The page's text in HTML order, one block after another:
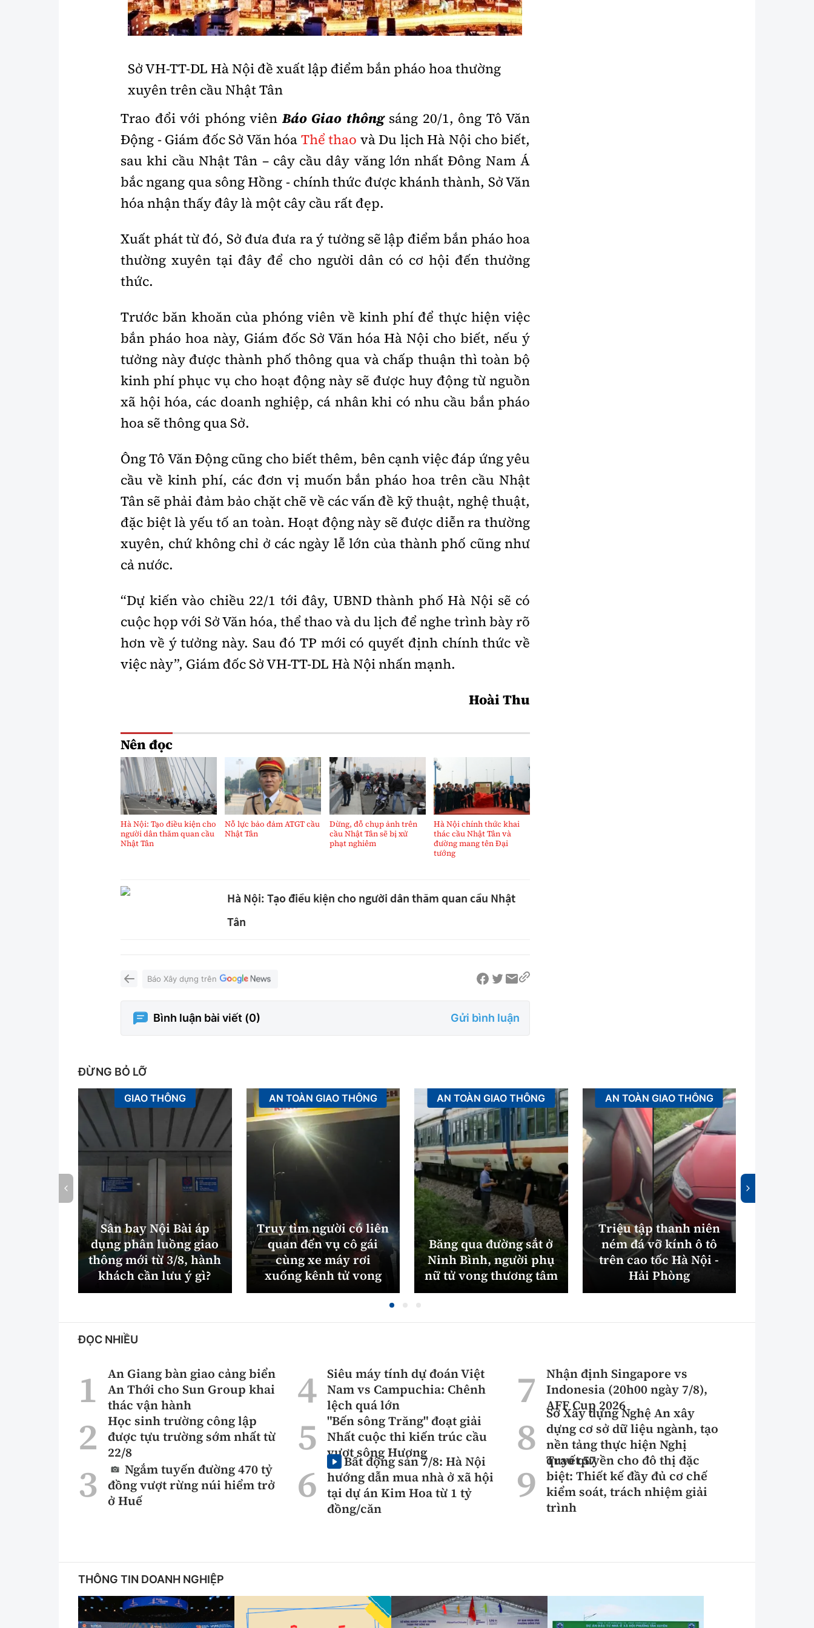
Lao động - Công đoàn
Showbiz
Âm nhạc
Bình luận
360 độ thể thao
Sản phẩm mới
Tư vấn
Thời sự Quốc tế
Hồ sơ tài liệu
Thế giới giao thông
Đi ++
Du lịch
Khám phá
Lối sống
Ẩm thực
Thời sự
Khám phá
Camera giao thông
Câu chuyện giao thông
Giải trí - Thể thao
Sở VH-TT-DL Hà Nội đề xuất lập điểm bắn pháo hoa thường
xuyên trên cầu Nhật Tân
Trao đổi với phóng viênBáo Giao thôngsáng 20/1, ông Tô Văn
Động - Giám đốc Sở Văn hóa Thể thao và Du lịch Hà Nội cho biết,
sau khi cầu Nhật Tân – cây cầu dây văng lớn nhất Đông Nam Á
bắc ngang qua sông Hồng - chính thức được khánh thành, Sở Văn
hóa nhận thấy đây là một cây cầu rất đẹp.
Xuất phát từ đó, Sở đưa đưa ra ý tưởng sẽ lập điểm bắn pháo hoa
thường xuyên tại đây để cho người dân có cơ hội đến thưởng
thức.
Trước băn khoăn của phóng viên về kinh phí để thực hiện việc
bắn pháo hoa này, Giám đốc Sở Văn hóa Hà Nội cho biết, nếu ý
tưởng này được thành phố thông qua và chấp thuận thì toàn bộ
kinh phí phục vụ cho hoạt động này sẽ được huy động từ nguồn
xã hội hóa, các doanh nghiệp, cá nhân khi có nhu cầu bắn pháo
hoa sẽ thông qua Sở.
Ông Tô Văn Động cũng cho biết thêm, bên cạnh việc đáp ứng yêu
cầu về kinh phí, các đơn vị muốn bắn pháo hoa trên cầu Nhật
Tân sẽ phải đảm bảo chặt chẽ về các vấn đề kỹ thuật, nghệ thuật,
đặc biệt là yếu tố an toàn. Hoạt động này sẽ được diễn ra thường
xuyên, chứ không chỉ ở các ngày lễ lớn của thành phố cũng như
cả nước.
“Dự kiến vào chiều 22/1 tới đây, UBND thành phố Hà Nội sẽ có
cuộc họp với Sở Văn hóa, thể thao và du lịch để nghe trình bày rõ
hơn về ý tưởng này. Sau đó TP mới có quyết định chính thức về
việc này”, Giám đốc Sở VH-TT-DL Hà Nội nhấn mạnh.
Hoài Thu
Nên đọc
Hà Nội: Tạo điều kiện cho
người dân thăm quan cầu
Nhật Tân
Nỗ lực bảo đảm ATGT cầu
Nhật Tân
Dừng, đỗ chụp ảnh trên
cầu Nhật Tân sẽ bị xử
phạt nghiêm
Hà Nội chính thức khai
thác cầu Nhật Tân và
đường mang tên Đại
tướng
Hà Nội: Tạo điều kiện cho người dân thăm quan cầu Nhật
Tân
Báo Xây dựng trên
Bình luận bài viết (0) Gửi bình luận
ĐỪNG BỎ LỠ
GIAO THÔNG
Sân bay Nội Bài áp
dụng phân luồng giao
thông mới từ 3/8, hành
khách cần lưu ý gì?
AN TOÀN GIAO THÔNG
Truy tìm người có liên
quan đến vụ cô gái
cùng xe máy rơi
xuống kênh tử vong
AN TOÀN GIAO THÔNG
Băng qua đường sắt ở
Ninh Bình, người phụ
nữ tử vong thương tâm
AN TOÀN GIAO THÔNG
Triệu tập thanh niên
ném đá vỡ kính ô tô
trên cao tốc Hà Nội -
Hải Phòng
ĐỌC NHIỀU
An Giang bàn giao cảng biển
An Thới cho Sun Group khai
thác vận hành
Học sinh trường công lập
được tựu trường sớm nhất từ
22/8
Ngắm tuyến đường 470 tỷ
đồng vượt rừng núi hiểm trở
ở Huế
Siêu máy tính dự đoán Việt
Nam vs Campuchia: Chênh
lệch quá lớn
"Bến sông Trăng" đoạt giải
Nhất cuộc thi kiến trúc cầu
vượt sông Hương
Bất động sản 7/8: Hà Nội
hướng dẫn mua nhà ở xã hội
tại dự án Kim Hoa từ 1 tỷ
đồng/căn
Nhận định Singapore vs
Indonesia (20h00 ngày 7/8),
AFF Cup 2026
Sở Xây dựng Nghệ An xây
dựng cơ sở dữ liệu ngành, tạo
nền tảng thực hiện Nghị
quyết 57
Trao quyền cho đô thị đặc
biệt: Thiết kế đầy đủ cơ chế
kiểm soát, trách nhiệm giải
trình
THÔNG TIN DOANH NGHIỆP